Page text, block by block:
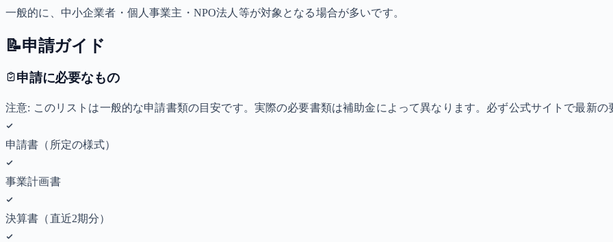
一般的に、中小企業者・個人事業主・NPO法人等が対象となる場合が多いです。
📝申請ガイド
申請に必要なもの
注意: このリストは一般的な申請書類の目安です。実際の必要書類は補助金によって異なります。必ず公式サイトで最新の
申請書（所定の様式）
事業計画書
決算書（直近2期分）